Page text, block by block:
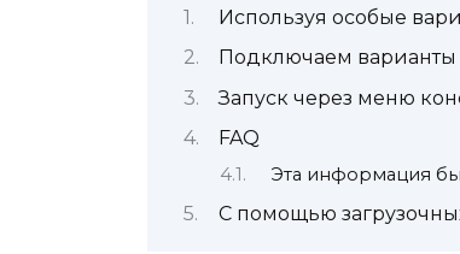
Используя особые
Подключаем варианты
Запуск через меню
FAQ
Эта информация
С помощью